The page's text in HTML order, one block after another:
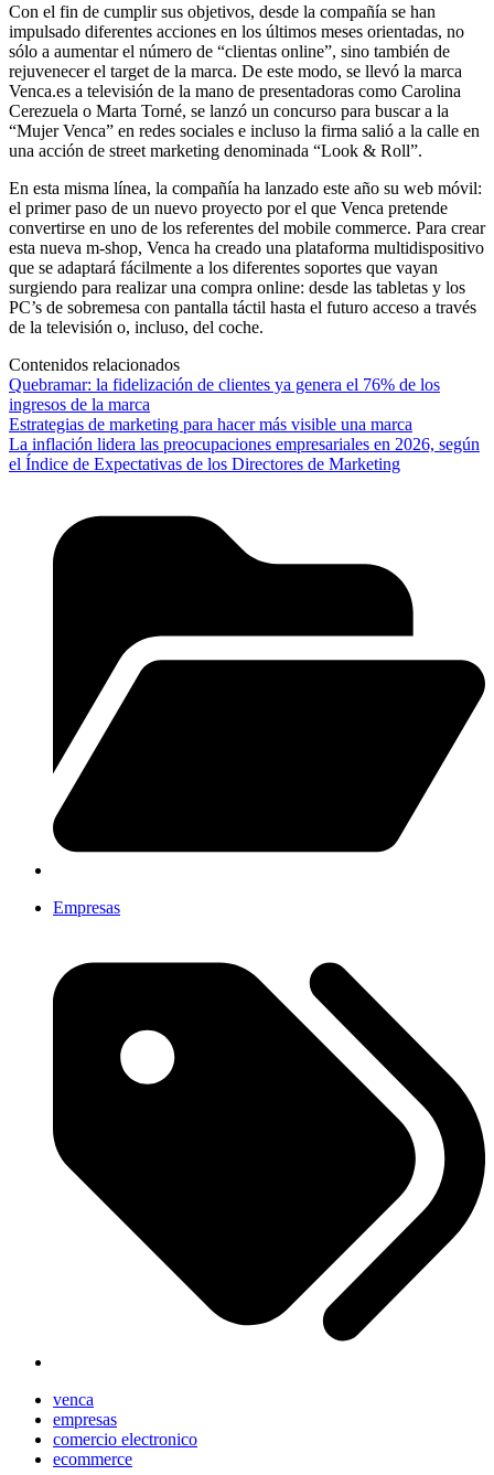
Con el fin de cumplir sus objetivos, desde la compañía se han
impulsado diferentes acciones en los últimos meses orientadas, no
sólo a aumentar el número de “clientas online”, sino también de
rejuvenecer el target de la marca. De este modo, se llevó la marca
Venca.es a televisión de la mano de presentadoras como Carolina
Cerezuela o Marta Torné, se lanzó un concurso para buscar a la
“Mujer Venca” en redes sociales e incluso la firma salió a la calle en
una acción de street marketing denominada “Look & Roll”.
En esta misma línea, la compañía ha lanzado este año su web móvil:
el primer paso de un nuevo proyecto por el que Venca pretende
convertirse en uno de los referentes del mobile commerce. Para crear
esta nueva m-shop, Venca ha creado una plataforma multidispositivo
que se adaptará fácilmente a los diferentes soportes que vayan
surgiendo para realizar una compra online: desde las tabletas y los
PC’s de sobremesa con pantalla táctil hasta el futuro acceso a través
de la televisión o, incluso, del coche.
Contenidos relacionados
Quebramar: la fidelización de clientes ya genera el 76% de los
ingresos de la marca
Estrategias de marketing para hacer más visible una marca
La inflación lidera las preocupaciones empresariales en 2026, según
el Índice de Expectativas de los Directores de Marketing
Empresas
venca
empresas
comercio electronico
ecommerce